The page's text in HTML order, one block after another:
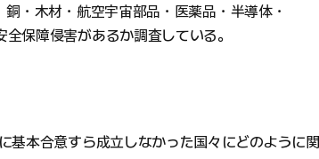
・木材・航空宇宙部品・医薬品・半導体・
保障侵害があるか調査している。
基本合意すら成立しなかった国々にどのように関